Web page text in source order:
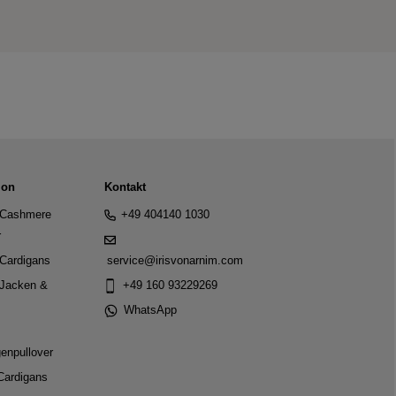
&
Kontakt
+49 404140 1030
service@irisvonarnim.com
+49 160 93229269
WhatsApp